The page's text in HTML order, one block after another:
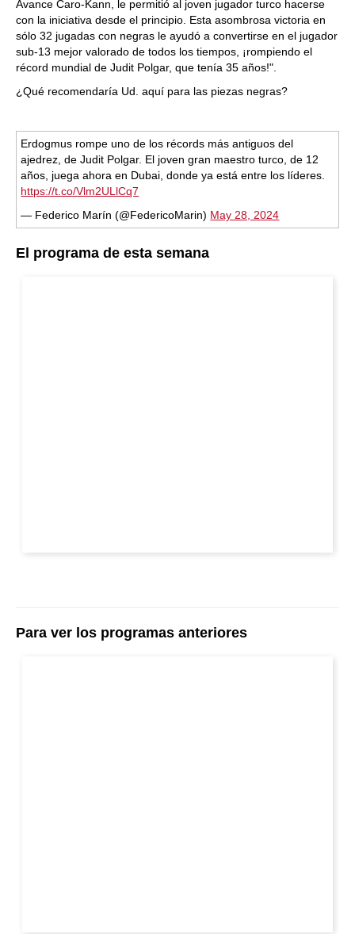
Avance Caro-Kann, le permitió al joven jugador turco hacerse
con la iniciativa desde el principio. Esta asombrosa victoria en
sólo 32 jugadas con negras le ayudó a convertirse en el jugador
sub-13 mejor valorado de todos los tiempos, ¡rompiendo el
récord mundial de Judit Polgar, que tenía 35 años!".
¿Qué recomendaría Ud. aquí para las piezas negras?
Erdogmus rompe uno de los récords más antiguos del
ajedrez, de Judit Polgar. El joven gran maestro turco, de 12
años, juega ahora en Dubai, donde ya está entre los líderes.
https://t.co/Vlm2ULlCq7
— Federico Marín (@FedericoMarin) May 28, 2024
El programa de esta semana
Para ver los programas anteriores